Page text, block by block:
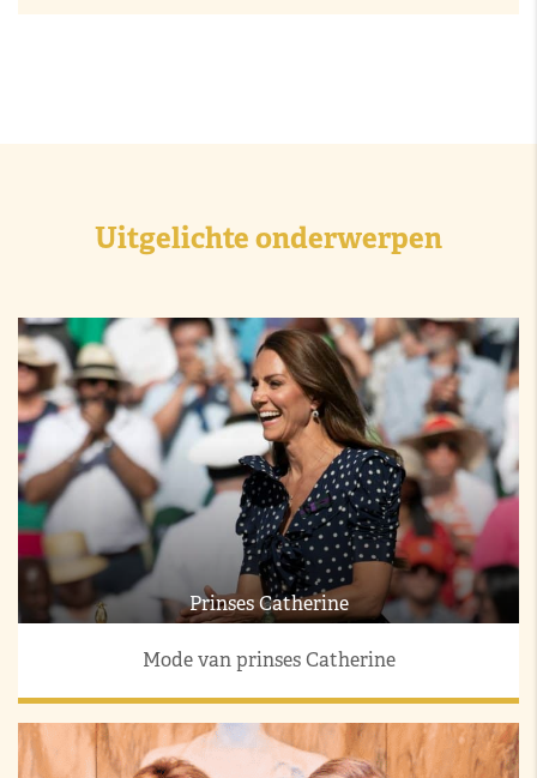
Uitgelichte onderwerpen
Prinses Catherine
Mode van prinses Catherine